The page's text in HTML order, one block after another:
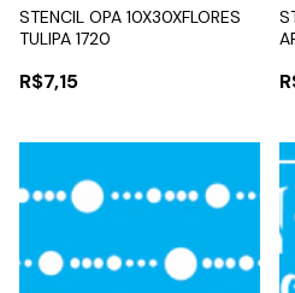
STENCIL OPA 10X30XFLORES
TULIPA 1720
R$7,15